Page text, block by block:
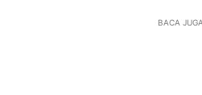
BACA JUGA